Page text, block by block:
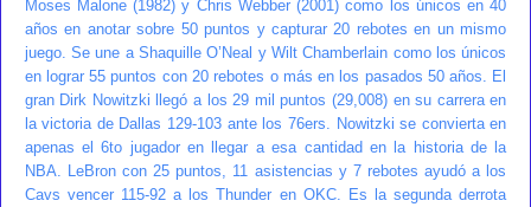
Moses Malone (1982) y Chris Webber (2001) como los únicos en 40
años en anotar sobre 50 puntos y capturar 20 rebotes en un mismo
juego. Se une a Shaquille O’Neal y Wilt Chamberlain como los únicos
en lograr 55 puntos con 20 rebotes o más en los pasados 50 años. El
gran Dirk Nowitzki llegó a los 29 mil puntos (29,008) en su carrera en
la victoria de Dallas 129-103 ante los 76ers. Nowitzki se convierta en
apenas el 6to jugador en llegar a esa cantidad en la historia de la
NBA. LeBron con 25 puntos, 11 asistencias y 7 rebotes ayudó a los
Cavs vencer 115-92 a los Thunder en OKC. Es la segunda derrota